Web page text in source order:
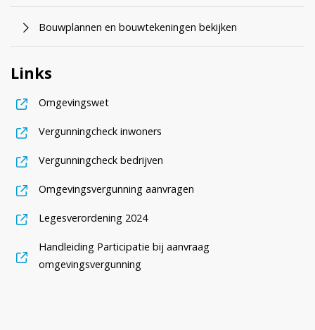
Bouwplannen en bouwtekeningen bekijken
Links
Omgevingswet, opent in nieuw tabblad
Vergunningcheck inwoners
Vergunningcheck bedrijven
Omgevingsvergunning aanvragen
Legesverordening 2024, opent in nieuw tabblad
Handleiding Participatie bij aanvraag
omgevingsvergunning, opent in nieuw tabblad